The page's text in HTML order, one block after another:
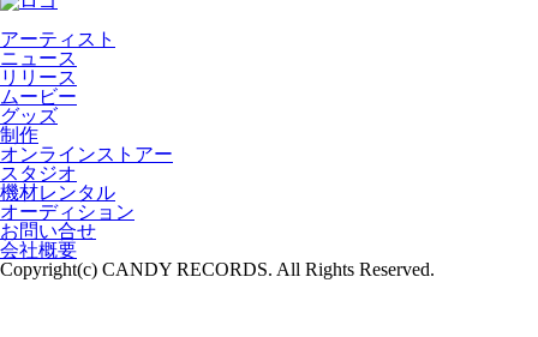
アーティスト
ニュース
リリース
ムービー
グッズ
制作
オンラインストアー
スタジオ
機材レンタル
オーディション
お問い合せ
会社概要
Copyright(c) CANDY RECORDS. All Rights Reserved.